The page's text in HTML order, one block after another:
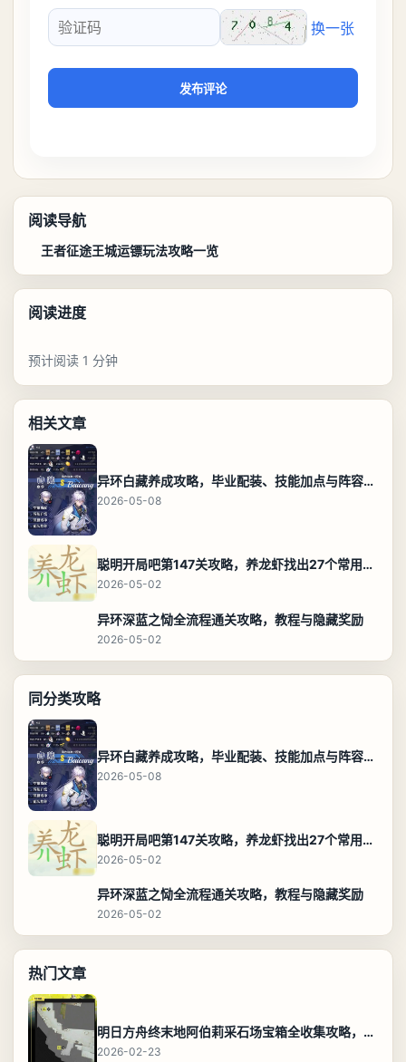
验证码
换一张
发布评论
阅读导航
王者征途王城运镖玩法攻略一览
阅读进度
预计阅读 1 分钟
相关文章
异环白藏养成攻略，毕业配装、技能加点与阵容搭配保姆级解析
2026-05-08
聪明开局吧第147关攻略，养龙虾找出27个常用字通关答案
2026-05-02
异环深蓝之恸全流程通关攻略，教程与隐藏奖励
2026-05-02
同分类攻略
异环白藏养成攻略，毕业配装、技能加点与阵容搭配保姆级解析
2026-05-08
聪明开局吧第147关攻略，养龙虾找出27个常用字通关答案
2026-05-02
异环深蓝之恸全流程通关攻略，教程与隐藏奖励
2026-05-02
热门文章
明日方舟终末地阿伯莉采石场宝箱全收集攻略，全点位分布图与路线
2026-02-23